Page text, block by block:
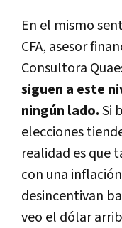
En el mismo
CFA, asesor
Consultora
siguen a este
ningún lado.Si
elecciones
realidad es que
con una
desincentivan
veo el dólar